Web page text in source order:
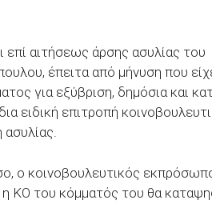
αιτήσεως άρσης ασυλίας του
έπειτα από μήνυση που
για εξύβριση, δημόσια και
ειδική επιτροπή
ο κοινοβουλευτικός
ΚΟ του κόμματός του θα